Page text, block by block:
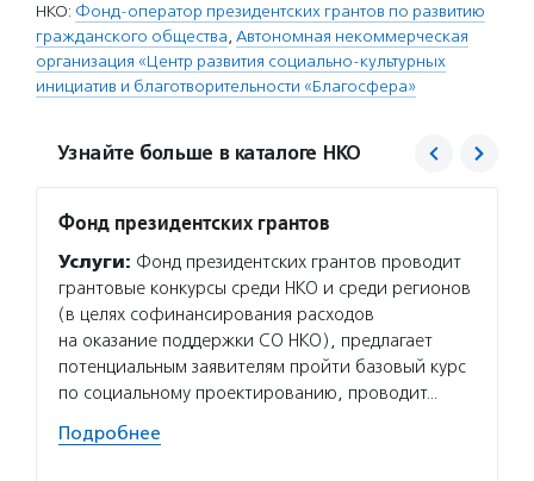
НКО: Фонд-оператор президентских грантов по развитию
гражданского общества, Автономная некоммерческая
организация «Центр развития социально-культурных
инициатив и благотворительности «Благосфера»
Узнайте больше в каталоге НКО
Фонд президентских грантов
Услуги: Фонд президентских грантов проводит
грантовые конкурсы среди НКО и среди регионов
(в целях софинансирования расходов
на оказание поддержки СО НКО), предлагает
потенциальным заявителям пройти базовый курс
по социальному проектированию, проводит…
Подробнее